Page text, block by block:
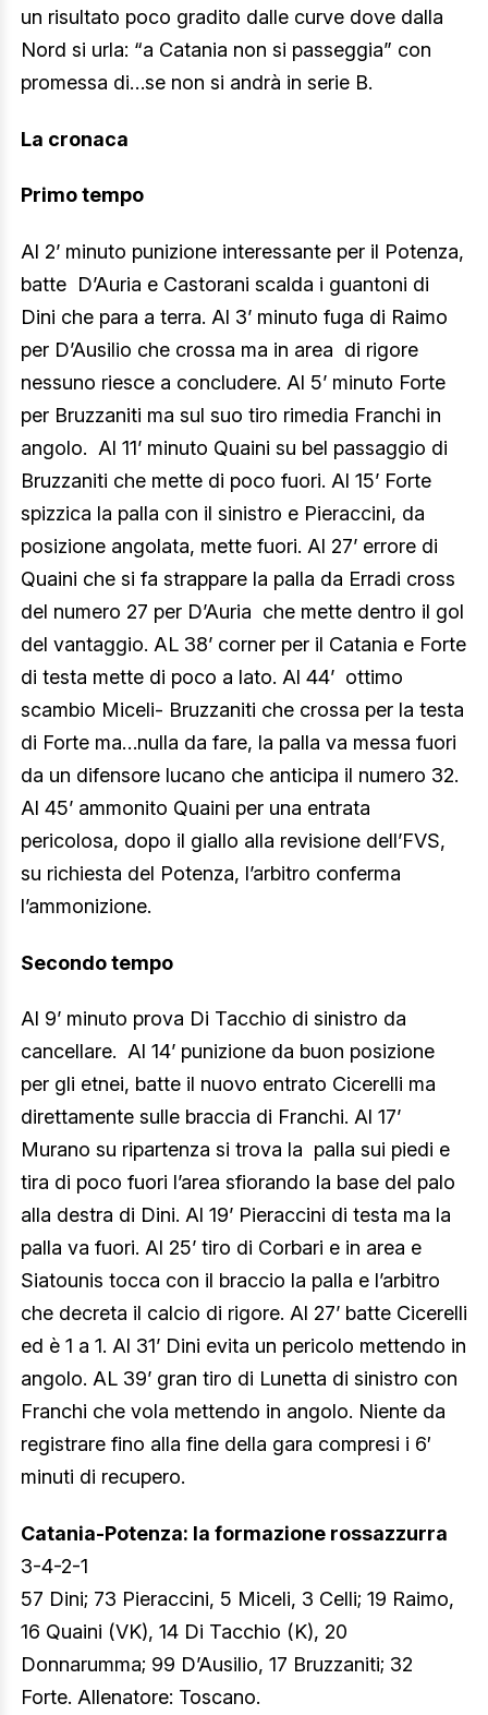
un risultato poco gradito dalle curve dove dalla
Nord si urla: “a Catania non si passeggia” con
promessa di…se non si andrà in serie B.
La cronaca
Primo tempo
Al 2’ minuto punizione interessante per il Potenza,
batte D’Auria e Castorani scalda i guantoni di
Dini che para a terra. Al 3’ minuto fuga di Raimo
per D’Ausilio che crossa ma in area di rigore
nessuno riesce a concludere. Al 5’ minuto Forte
per Bruzzaniti ma sul suo tiro rimedia Franchi in
angolo. Al 11’ minuto Quaini su bel passaggio di
Bruzzaniti che mette di poco fuori. Al 15’ Forte
spizzica la palla con il sinistro e Pieraccini, da
posizione angolata, mette fuori. Al 27’ errore di
Quaini che si fa strappare la palla da Erradi cross
del numero 27 per D’Auria che mette dentro il gol
del vantaggio. AL 38’ corner per il Catania e Forte
di testa mette di poco a lato. Al 44’ ottimo
scambio Miceli- Bruzzaniti che crossa per la testa
di Forte ma…nulla da fare, la palla va messa fuori
da un difensore lucano che anticipa il numero 32.
Al 45’ ammonito Quaini per una entrata
pericolosa, dopo il giallo alla revisione dell’FVS,
su richiesta del Potenza, l’arbitro conferma
l’ammonizione.
Secondo tempo
Al 9’ minuto prova Di Tacchio di sinistro da
cancellare. Al 14’ punizione da buon posizione
per gli etnei, batte il nuovo entrato Cicerelli ma
direttamente sulle braccia di Franchi. Al 17’
Murano su ripartenza si trova la palla sui piedi e
tira di poco fuori l’area sfiorando la base del palo
alla destra di Dini. Al 19’ Pieraccini di testa ma la
palla va fuori. Al 25’ tiro di Corbari e in area e
Siatounis tocca con il braccio la palla e l’arbitro
che decreta il calcio di rigore. Al 27’ batte Cicerelli
ed è 1 a 1. Al 31’ Dini evita un pericolo mettendo in
angolo. AL 39’ gran tiro di Lunetta di sinistro con
Franchi che vola mettendo in angolo. Niente da
registrare fino alla fine della gara compresi i 6′
minuti di recupero.
Catania-Potenza: la formazione rossazzurra
3-4-2-1
57 Dini; 73 Pieraccini, 5 Miceli, 3 Celli; 19 Raimo,
16 Quaini (VK), 14 Di Tacchio (K), 20
Donnarumma; 99 D’Ausilio, 17 Bruzzaniti; 32
Forte. Allenatore: Toscano.